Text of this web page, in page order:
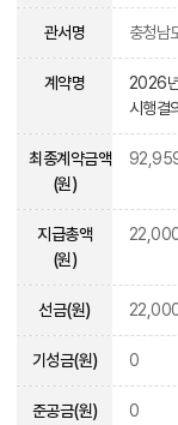
관서명 충청남
계약명
2026
시행결
최종계약금액
(원)
지급총액
(원)
선금(원)
기성금(원) 0
준공금(원) 0